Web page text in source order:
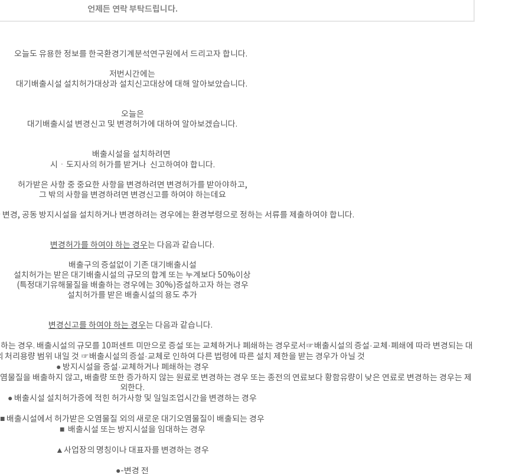
언제든 연락 부탁드립니다.
​오늘도 유용한 정보를 한국환경기계분석연구원에서 드리고자 합니다.
저번시간에는
대기배출시설 설치허가대상과 설치신고대상에 대해 알아보았습니다. ​
오늘은
대기배출시설 변경신고 및 변경허가에 대하여 알아보겠습니다.​
배출시설을 설치하려면
시
ㆍ도지사의 허가를 받거나 신고하여야 합니다.
허가받은 사항 중 중요한 사항을 변경하려면 변경허가를 받아야하고,
그 밖의 사항을 변경하려면 변경신고를 하여야 하는데요​
경, 공동 방지시설을 설치하거나 변경하려는 경우에는 환경부령으로 정하는 서류를 제출하여야 합니다.
변경허가를 하여야 하는 경우는 다음과 같습니다.
배출구의 증설없이 기존 대기배출시설
설치허가는 받은 대기배출시설의 규모의 합계 또는 누계보다 50%이상
(특정대기유해물질을 배출하는 경우에는 30%)증설하고자 하는 경우
설치허가를 받은 배출시설의 용도 추가
변경신고를 하여야 하는 경우는 다음과 같습니다.
는 경우. 배출시설의 규모를 10퍼센트 미만으로 증설 또는 교체하거나 폐쇄하는 경우로서☞배출시설의 증설·교체·폐쇄에 따라 변경되는 대
처리용량 범위 내일 것 ☞배출시설의 증설·교체로 인하여 다른 법령에 따른 설치 제한을 받는 경우가 아닐 것
● 방지시설을 증설·교체하거나 폐쇄하는 경우​
물질을 배출하지 않고, 배출량 또한 증가하지 않는 원료로 변경하는 경우 또는 종전의 연료보다 황함유량이 낮은 연료로 변경하는 경우는 제
외한다.
​● 배출시설 설치허가증에 적힌 허가사항 및 일일조업시간을 변경하는 경우
■ 배출시설에서 허가받은 오염물질 외의 새로운 대기오염물질이 배출되는 경우
■ 배출시설 또는 방지시설을 임대하는 경우
▲사업장의 명칭이나 대표자를 변경하는 경우
●-변경 전